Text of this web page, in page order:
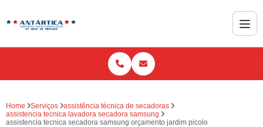
Home Serviços
assistência técnica de secadoras
assistencia tecnica lavadora secadora samsung
assistencia tecnica secadora samsung orçamento jardim picolo